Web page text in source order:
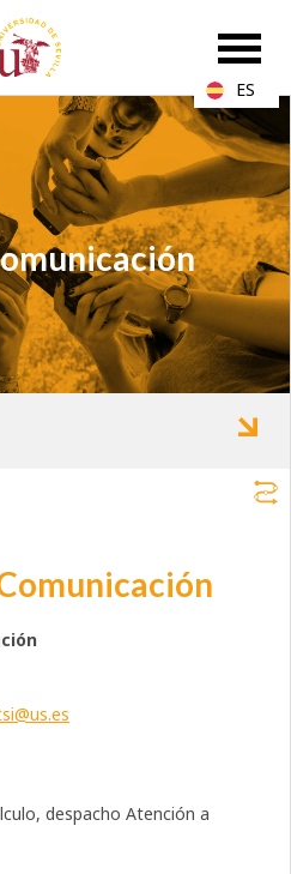
despacho Atención a
ES